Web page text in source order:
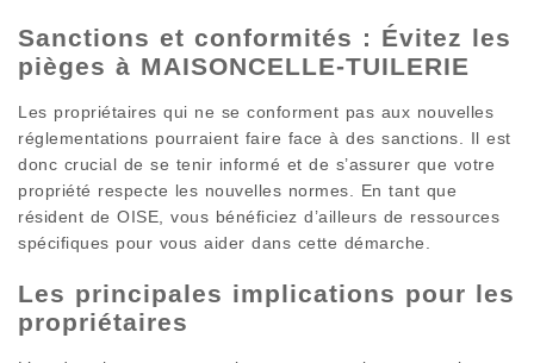
Sanctions et conformités : Évitez les
pièges à MAISONCELLE-TUILERIE
Les propriétaires qui ne se conforment pas aux nouvelles
réglementations pourraient faire face à des sanctions. Il est
donc crucial de se tenir informé et de s’assurer que votre
propriété respecte les nouvelles normes. En tant que
résident de OISE, vous bénéficiez d’ailleurs de ressources
spécifiques pour vous aider dans cette démarche.
Les principales implications pour les
propriétaires